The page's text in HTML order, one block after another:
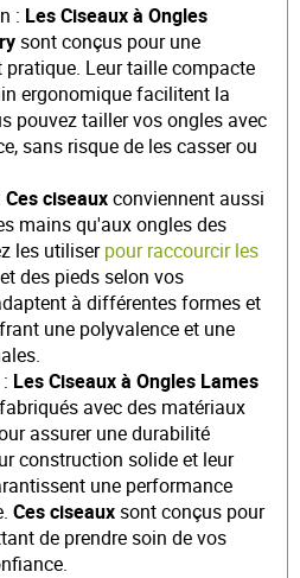
: Les Ciseaux à Ongles
sont conçus pour une
Leur taille compacte
ergonomique facilitent la
pouvez tailler vos ongles avec
sans risque de les casser ou
Ces ciseauxconviennent aussi
mains qu'aux ongles des
les utiliserpour raccourcir les
des pieds selon vos
à différentes formes et
une polyvalence et une
Les Ciseaux à Ongles Lames
avec des matériaux
assurer une durabilité
construction solide et leur
une performance
Ces ciseauxsont conçus pour
de prendre soin de vos